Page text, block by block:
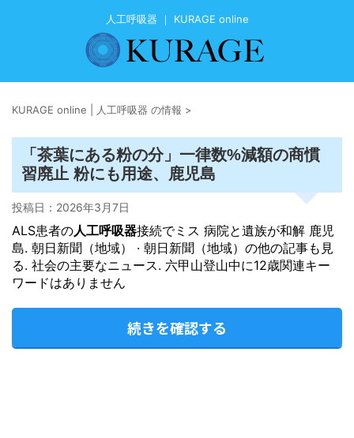
人工呼吸器 ｜ KURAGE online
KURAGE online | 人工呼吸器 の情報 >
「茶葉にある粉の分」一律数%減額の商慣
習廃止 粉にも用途、鹿児島
投稿日： 2026年3月7日
ALS患者の人工呼吸器接続でミス 病院と遺族が和解 鹿児
島. 朝日新聞（地域） · 朝日新聞（地域）の他の記事も見
る. 社会の主要なニュース. 六甲山登山中に12歳関連キー
ワードはありません
続きを確認する